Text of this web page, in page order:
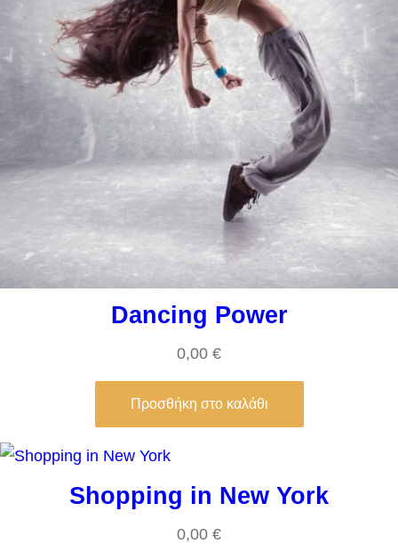
Dancing Power
0,00 €
Προσθήκη στο καλάθι
Shopping in New York
0,00 €